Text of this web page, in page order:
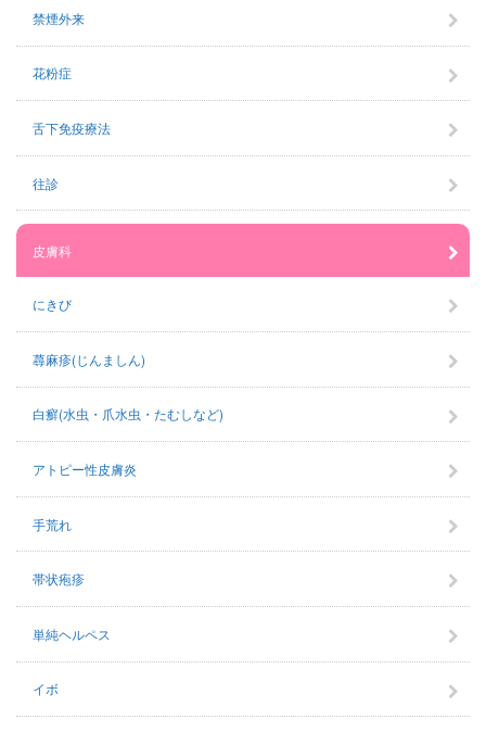
禁煙外来
花粉症
舌下免疫療法
往診
皮膚科
にきび
蕁麻疹(じんましん)
白癬(水虫・爪水虫・たむしなど)
アトピー性皮膚炎
手荒れ
帯状疱疹
単純ヘルペス
イボ